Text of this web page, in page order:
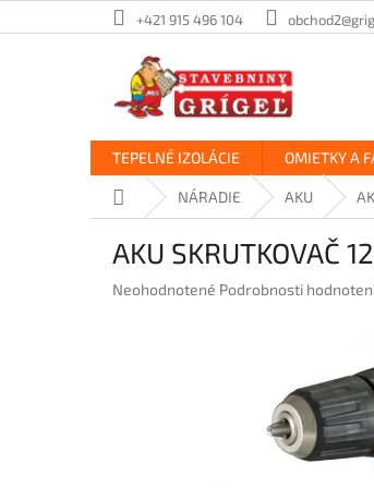
na
+421 915 496 104
TEPELNÉ IZOLÁCIE OMIETKY A
DomovNÁRADIE AKU
AKU SKRUTKOVAČ
Priemerné
Neohodnotené Podrobnosti